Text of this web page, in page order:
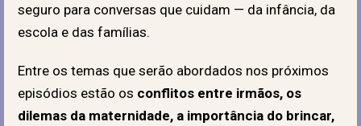
seguro para conversas que cuidam — da infância, da
escola e das famílias.
Entre os temas que serão abordados nos próximos
episódios estão os conflitos entre irmãos, os
dilemas da maternidade, a importância do brincar,